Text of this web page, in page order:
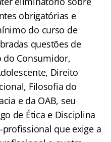
obrigatórias e
do curso de
questões de
do Consumidor,
Direito
Filosofia do
e da OAB, seu
de Ética e Disciplina
profissional que exige a